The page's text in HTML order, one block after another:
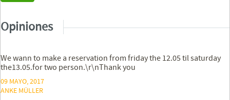
Opiniones
We wann to make a reservation from friday the 12.05 til saturday
the13.05.for two person.\r\nThank you
09 MAYO, 2017
ANKE MÜLLER